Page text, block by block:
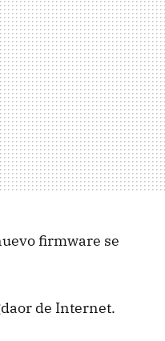
firmware se
de Internet.